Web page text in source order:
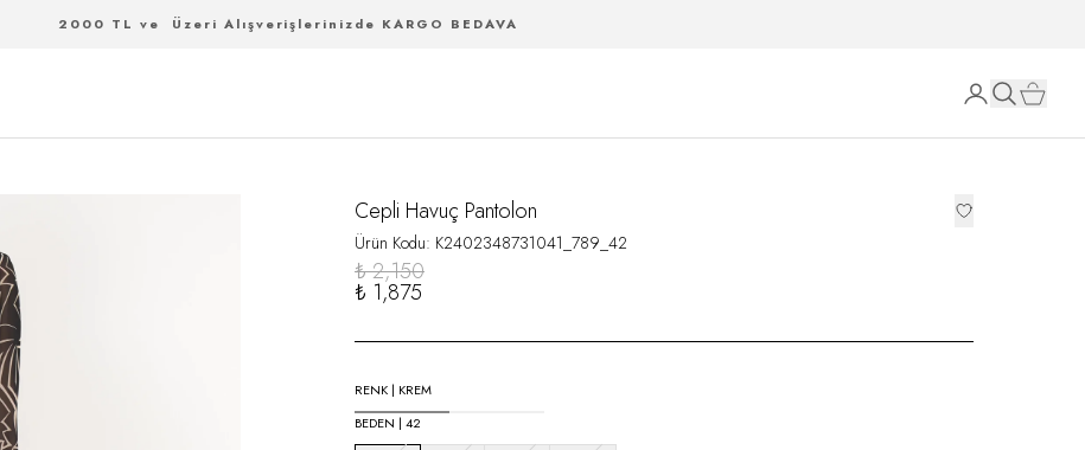
2000 TL ve Üzeri Alışverişlerinizde KARGO BEDAVA
Cepli Havuç Pantolon
Ürün Kodu: K2402348731041_789_42
₺ 2,150
₺ 1,875
RENK | KREM
BEDEN | 42